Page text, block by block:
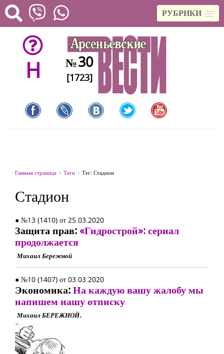
РУБРИКИ
H №30
[1723]
Главная страница Теги Тег: Стадион
Стадион
● №13 (1410) от 25.03.2020
Защита прав:«Гидрострой»: сериал
продолжается
Михаил Бережной
● №10 (1407) от 03.03.2020
Экономика:На каждую вашу жалобу мы
напишем нашу отписку
Михаил БЕРЕЖНОЙ.